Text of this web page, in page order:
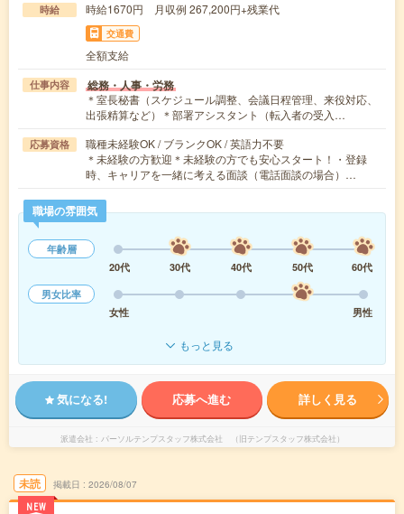
時給 時給1670円 月収例 267,200円+残業代
交通費
全額支給
仕事内容 総務・人事・労務
＊室長秘書（スケジュール調整、会議日程管理、来役対応、
出張精算など）＊部署アシスタント（転入者の受入…
応募資格
職種未経験OK / ブランクOK / 英語力不要
＊未経験の方歓迎＊未経験の方でも安心スタート！・登録
時、キャリアを一緒に考える面談（電話面談の場合）…
職場の雰囲気
年齢層
20代
30代 40代 50代
60代
男女比率
女性
男性
もっと見る
気になる! 応募へ進む 詳しく見る
派遣会社 パーソルテンプスタッフ株式会社 （旧テンプスタッフ株式会社）
未読
NEW
掲載日 2026/08/07